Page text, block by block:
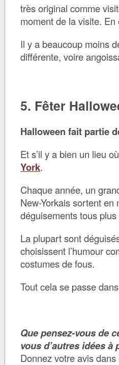
très original comme
moment de la visite.
Il y a beaucoup moins
différente, voire
5. Fêter
Halloween fait partie
Et s’il y a bien un lieu
York.
Chaque année, un
New-Yorkais sortent
déguisements tous
La plupart sont
choisissent l’humour
costumes de fous.
Tout cela se passe
Que pensez-vous de
vous d’autres idées à
Donnez votre avis